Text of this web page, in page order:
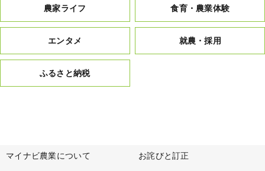
農家ライフ 食育・農業体験
エンタメ 就農・採用
ふるさと納税
マイナビ農業について お詫びと訂正